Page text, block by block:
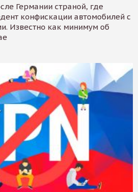
Германии страной, где
конфискации автомобилей с
Известно как минимум об